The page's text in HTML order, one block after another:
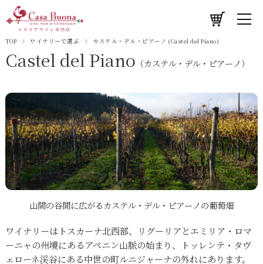
TOP ワイナリーで選ぶ カステル・デル・ピアーノ (Castel del Piano)
Castel del Piano （カステル・デル・ピアーノ）
山間の谷間に広がるカステル・デル・ピアーノの葡萄畑
ワイナリーはトスカーナ北西部、リグーリアとエミリア・ロマ
ーニャの州境にあるアペニン山脈の始まり、トッレンテ・タヴ
ェローネ渓谷にある中世の町ルニジャーナの外れにあります。